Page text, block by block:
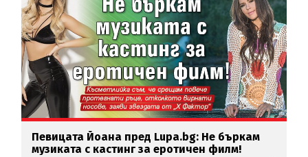
Певицата Йоана пред Lupa.bg: Не бъркам
музиката с кастинг за еротичен филм!